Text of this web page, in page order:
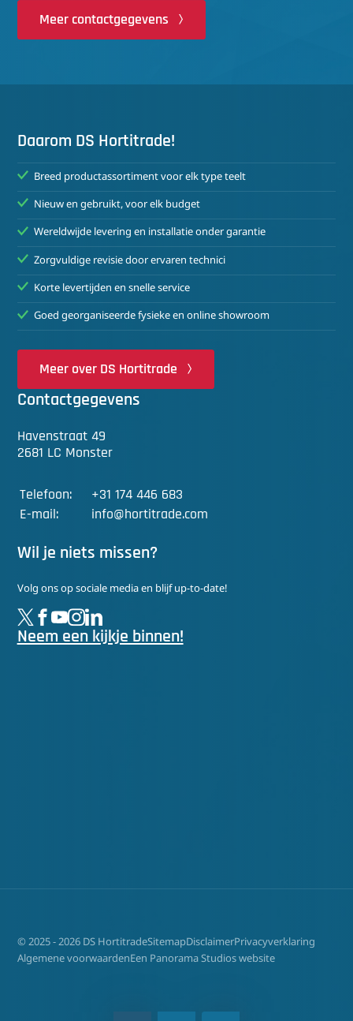
Meer contactgegevens
Daarom DS Hortitrade!
Breed productassortiment voor elk type teelt
Nieuw en gebruikt, voor elk budget
Wereldwijde levering en installatie onder garantie
Zorgvuldige revisie door ervaren technici
Korte levertijden en snelle service
Goed georganiseerde fysieke en online showroom
Meer over DS Hortitrade
Contactgegevens
Havenstraat 49
2681 LC Monster
Telefoon:
+31 174 446 683
E-mail:
info@hortitrade.com
Wil je niets missen?
Volg ons op sociale media en blijf up-to-date!
Neem een kijkje binnen!
© 2025 - 2026 DS HortitradeSitemapDisclaimerPrivacyverklaring
Algemene voorwaardenEen Panorama Studios website